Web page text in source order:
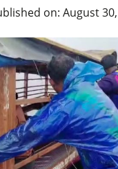
on: August